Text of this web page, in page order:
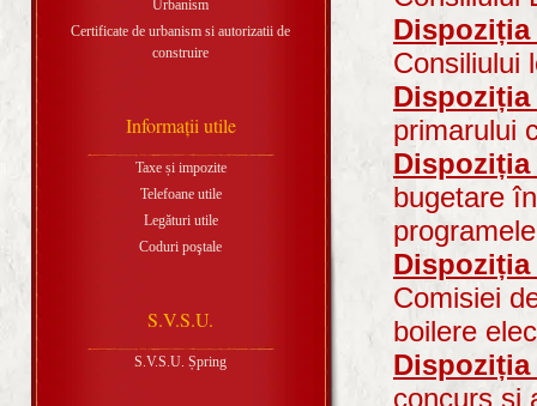
Dispoziția
Consiliului
Dispoziția
primarului
Dispoziția
bugetare
Dispoziția
Comisiei
boilere
Dispoziția
concurs și
Urbanism
Certificate de urbanism si autorizatii de
construire
Informaţii utile
Taxe și impozite
Telefoane utile
Legături utile
Coduri poştale
S.V.S.U.
S.V.S.U. Șpring